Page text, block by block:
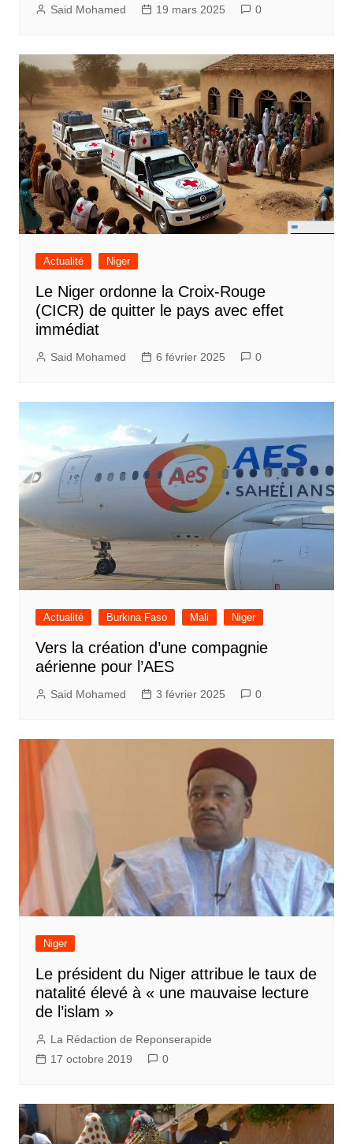
Said Mohamed 19 mars 2025 0
Actualité Niger
Le Niger ordonne la Croix-Rouge
(CICR) de quitter le pays avec effet
immédiat
Said Mohamed 6 février 2025 0
Actualité Burkina Faso Mali Niger
Vers la création d’une compagnie
aérienne pour l’AES
Said Mohamed 3 février 2025 0
Niger
Le président du Niger attribue le taux de
natalité élevé à « une mauvaise lecture
de l’islam »
La Rédaction de Reponserapide
17 octobre 2019
0